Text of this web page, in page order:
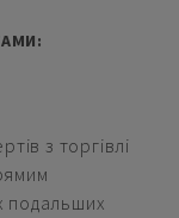
з торгівлі
подальших